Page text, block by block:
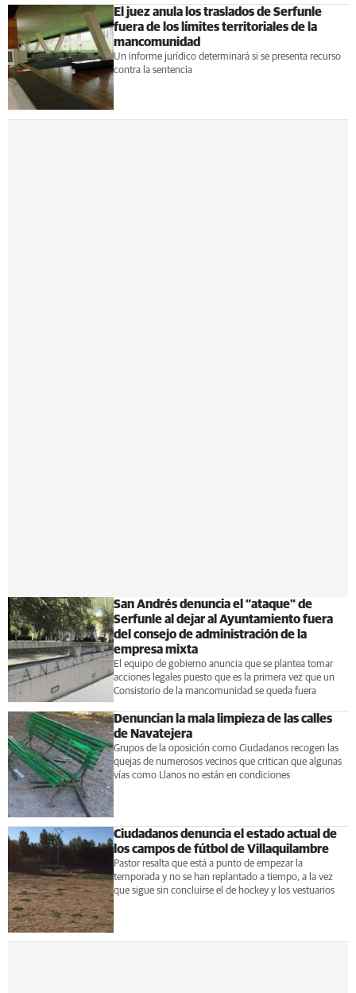
El juez anula los traslados de Serfunle
fuera de los límites territoriales de la
mancomunidad
Un informe jurídico determinará si se presenta recurso
contra la sentencia
San Andrés denuncia el “ataque" de
Serfunle al dejar al Ayuntamiento fuera
del consejo de administración de la
empresa mixta
El equipo de gobierno anuncia que se plantea tomar
acciones legales puesto que es la primera vez que un
Consistorio de la mancomunidad se queda fuera
Denuncian la mala limpieza de las calles
de Navatejera
Grupos de la oposición como Ciudadanos recogen las
quejas de numerosos vecinos que critican que algunas
vías como Llanos no están en condiciones
Ciudadanos denuncia el estado actual de
los campos de fútbol de Villaquilambre
Pastor resalta que está a punto de empezar la
temporada y no se han replantado a tiempo, a la vez
que sigue sin concluirse el de hockey y los vestuarios